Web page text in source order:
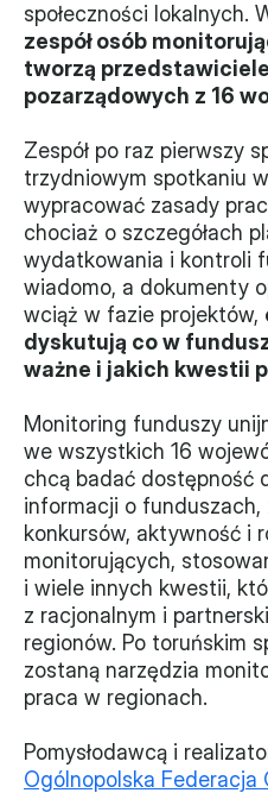
Projekt z powiatem
Przystąp
Członkostwo
Procedura
Monitorujemy
Działania z ostatnich lat
Sprawy
Certyfikujemy
Certyfikat
Edycja 2024
Laureaci
społeczności lokalnych.
zespół osób
tworzą
pozarządowych z 16
Zespół po raz pierwszy
trzydniowym spotkaniu
wypracować zasady
chociaż o szczegółach
wydatkowania i kontroli
wiadomo, a dokumenty
wciąż w fazie projektów,
dyskutują co w
ważne i jakich kwestii
Monitoring funduszy
we wszystkich 16
chcą badać dostępność
informacji o funduszach,
konkursów, aktywność i
monitorujących,
i wiele innych kwestii,
z racjonalnym i
regionów. Po toruńskim
zostaną narzędzia
praca w regionach.
Ogólnopolska Federacja